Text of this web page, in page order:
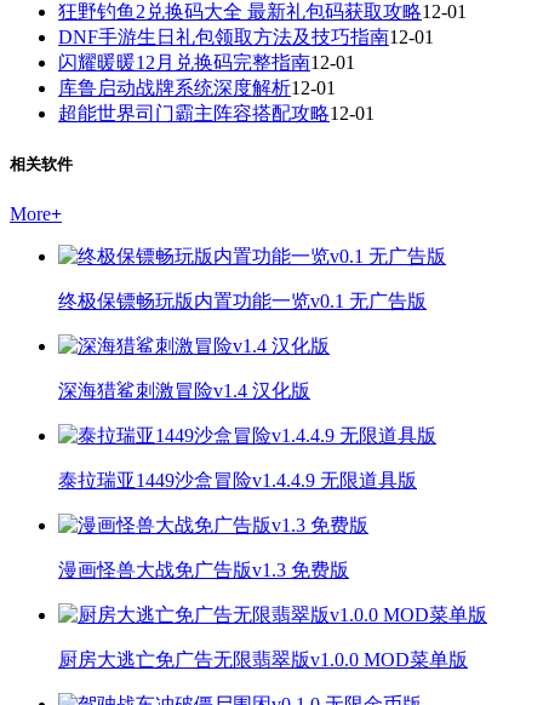
狂野钓鱼2兑换码大全 最新礼包码获取攻略12-01
DNF手游生日礼包领取方法及技巧指南12-01
闪耀暖暖12月兑换码完整指南12-01
库鲁启动战牌系统深度解析12-01
超能世界司门霸主阵容搭配攻略12-01
相关软件
More+
终极保镖畅玩版内置功能一览v0.1 无广告版
深海猎鲨刺激冒险v1.4 汉化版
泰拉瑞亚1449沙盒冒险v1.4.4.9 无限道具版
漫画怪兽大战免广告版v1.3 免费版
厨房大逃亡免广告无限翡翠版v1.0.0 MOD菜单版